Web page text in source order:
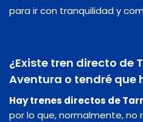
para ir con tranquilidad y
¿Existe tren directo de
Aventura o tendré que
Hay trenes directos de
por lo que, normalmente, no